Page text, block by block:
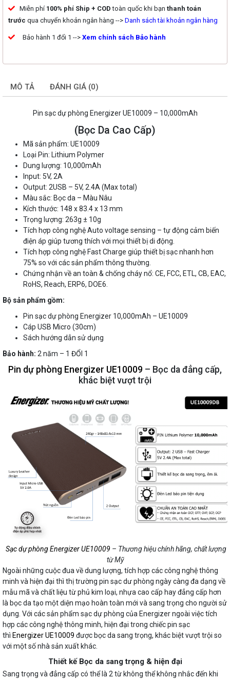
Miễn phí 100% phí Ship + CODtoàn quốc khi bạn thanh toán
trước qua chuyển khoản ngân hàng --> Danh sách tài khoản ngân hàng
Bảo hành 1 đổi 1 --> Xem chính sách Bảo hành
MÔ TẢ ĐÁNH GIÁ (0)
Pin sạc dự phòng Energizer UE10009 – 10,000mAh
(Bọc Da Cao Cấp)
Mã sản phẩm: UE10009
Loại Pin: Lithium Polymer
Dung lượng: 10,000mAh
Input: 5V, 2A
Output: 2USB – 5V, 2.4A (Max total)
Màu sắc: Bọc da – Màu Nâu
Kích thước: 148 x 83.4 x 13 mm
Trọng lượng: 263g ± 10g
Tích hợp công nghệ Auto voltage sensing – tự động cảm biến
điện áp giúp tương thích với mọi thiết bị di động.
Tích hợp công nghệ Fast Charge giúp thiết bị sạc nhanh hơn
75% so với các sản phẩm thông thường.
Chứng nhận về an toàn & chống cháy nổ: CE, FCC, ETL, CB, EAC,
RoHS, Reach, ERP6, DOE6.
Bộ sản phẩm gồm:
Pin sạc dự phòng Energizer 10,000mAh – UE10009
Cáp USB Micro (30cm)
Sách hướng dẫn sử dụng
Bảo hành: 2 năm – 1 ĐỔI 1
Pin dự phòng Energizer UE10009 – Bọc da đẳng cấp,
khác biệt vượt trội
Sạc dự phòng Energizer UE10009 – Thương hiệu chính hãng, chất lượng
từ Mỹ
Ngoài những cuộc đua về dung lượng, tích hợp các công nghệ thông
minh và hiện đại thì thị trường pin sạc dư phòng ngày càng đa dạng về
mẫu mã và chất liệu từ phủ kim loại, nhựa cao cấp hay đẳng cấp hơn
là bọc da tạo một diện mạo hoàn toàn mới và sang trọng cho người sử
dụng. Với các sản phẩm sạc dự phòng của Energizer ngoài việc tích
hợp các công nghệ thông minh, hiện đại trong chiếc pin sạc
thì Energizer UE10009 được bọc da sang trọng, khác biệt vượt trội so
với một số nhà sản xuất khác.
Thiết kế Bọc da sang trọng & hiện đại
Sang trọng và đẳng cấp có thể là 2 từ không thể không nhắc đến khi